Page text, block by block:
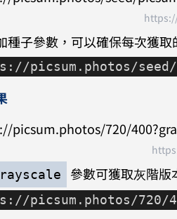
種子參數，可以確保每次獲取
picsum.photos/seed/
參數可獲取灰階版
picsum.photos/720/